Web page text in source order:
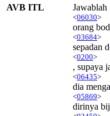
AVB ITL
Jawablah
<06030>
orang
<03684>
sepadan
<0200>
, supaya
<06435>
dia
<05869>
dirinya